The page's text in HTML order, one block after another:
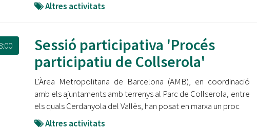
Altres activitats
Sessió participativa 'Procés
participatiu de Collserola'
L'Àrea Metropolitana de Barcelona (AMB), en coordinació
amb els ajuntaments amb terrenys al Parc de Collserola, entre
els quals Cerdanyola del Vallès, han posat en marxa un proc
Altres activitats